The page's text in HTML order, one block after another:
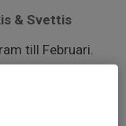
& Svettis
till Februari.